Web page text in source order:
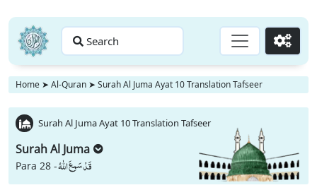
Search Go
Home ➤ Al-Quran ➤ Surah Al Juma Ayat 10 Translation Tafseer
Surah Al Juma Ayat 10 Translation Tafseer
Surah Al Juma
Para 28 -قَدْ سَمِعَ اللّٰهُ